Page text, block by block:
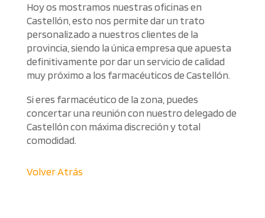
Hoy os mostramos nuestras oficinas en
Castellón, esto nos permite dar un trato
personalizado a nuestros clientes de la
provincia, siendo la única empresa que apuesta
definitivamente por dar un servicio de calidad
muy próximo a los farmacéuticos de Castellón.
Si eres farmacéutico de la zona, puedes
concertar una reunión con nuestro delegado de
Castellón con máxima discreción y total
comodidad.
Volver Atrás